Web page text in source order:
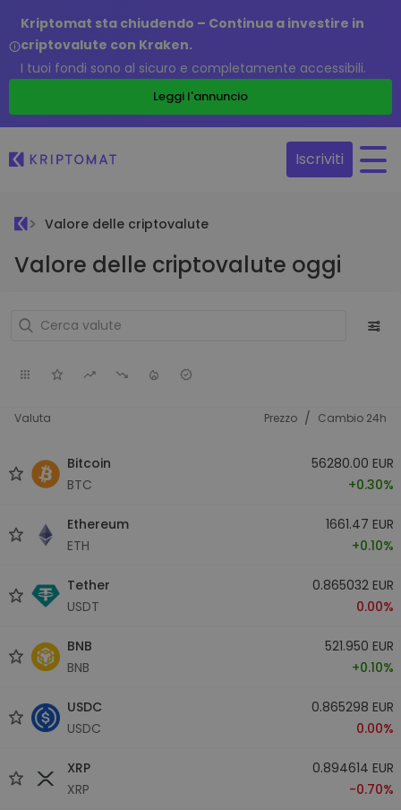
Kriptomat sta chiudendo – Continua a investire in
criptovalute con Kraken.
I tuoi fondi sono al sicuro e completamente accessibili.
Leggi l'annuncio
Iscriviti
Valore delle criptovalute
Valore delle criptovalute oggi
Valuta Prezzo / Cambio 24h
Bitcoin
BTC
56280.00 EUR
+0.30%
Ethereum
ETH
1661.47 EUR
+0.10%
Tether
USDT
0.865032 EUR
0.00%
BNB
BNB
521.950 EUR
+0.10%
USDC
USDC
0.865298 EUR
0.00%
XRP
XRP
0.894614 EUR
-0.70%